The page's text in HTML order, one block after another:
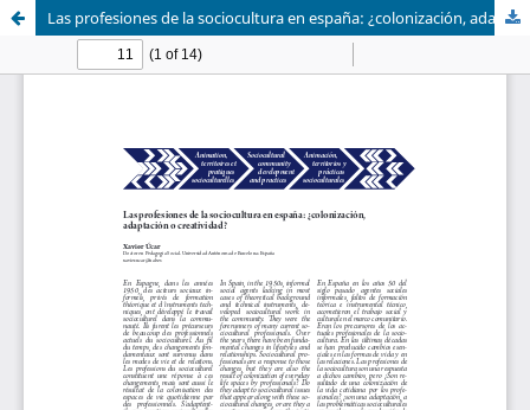
Las profesiones de la sociocultura en españa: ¿colonización, adaptación o creatividad?